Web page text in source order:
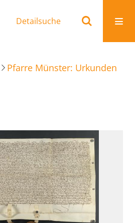
Detailsuche
Pfarre Münster: Urkunden